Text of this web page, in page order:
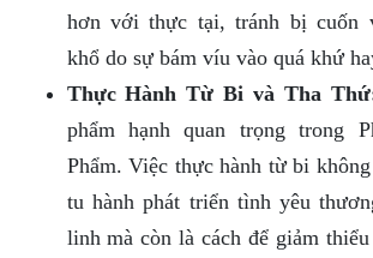
hơn với thực tại, tránh bị cuốn
khổ do sự bám víu vào quá khứ
Thực Hành Từ Bi và Tha
phẩm hạnh quan trọng trong
Phẩm. Việc thực hành từ bi
tu hành phát triển tình yêu
linh mà còn là cách để giảm